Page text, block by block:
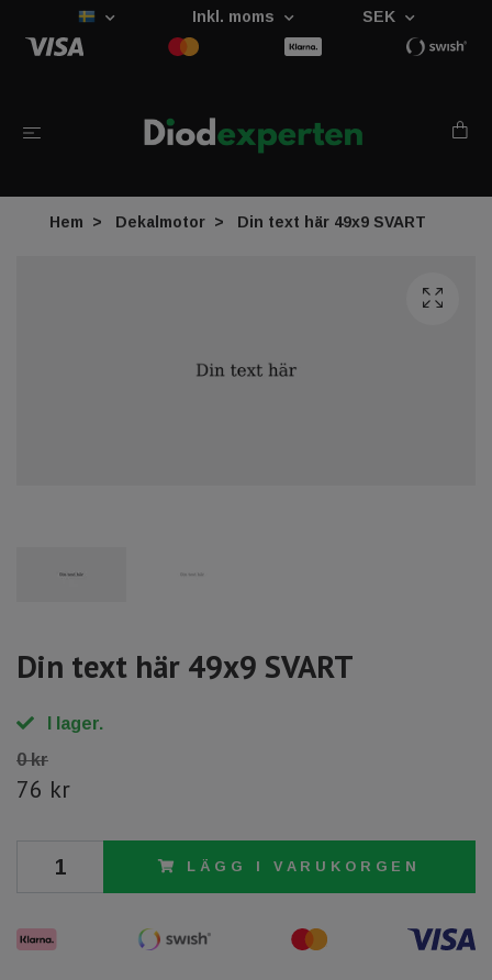
Inkl. moms SEK
Hem Dekalmotor Din text här 49x9 SVART
Din text här 49x9 SVART
I lager.
0 kr
76 kr
LÄGG I VARUKORGEN